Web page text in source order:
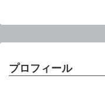
プロフィール